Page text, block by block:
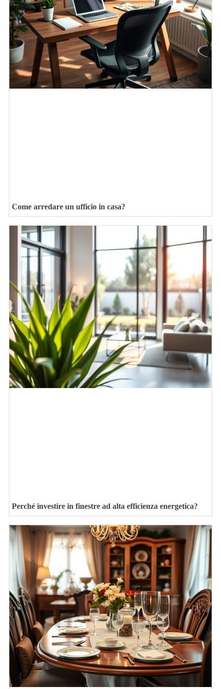
Come arredare un ufficio in casa?
Perché investire in finestre ad alta efficienza energetica?